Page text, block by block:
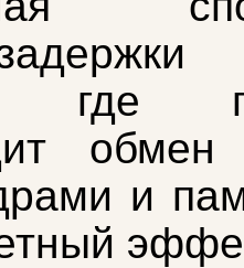
где
и